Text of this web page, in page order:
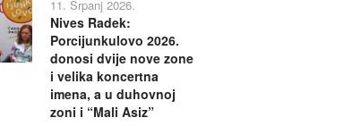
11. Srpanj 2026.
Nives Radek:
Porcijunkulovo 2026.
donosi dvije nove zone
i velika koncertna
imena, a u duhovnoj
zoni i “Mali Asiz”